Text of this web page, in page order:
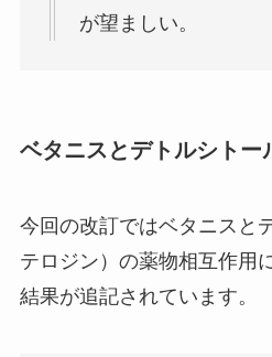
が望ましい。
ベタニスとデトルシトー
今回の改訂ではベタニスと
テロジン）の薬物相互作用
結果が追記されています。